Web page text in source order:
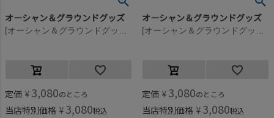
オーシャン＆グラウンドグッズ
定価 ¥ 3,080のところ
当店特別価格 ¥ 3,080税込
オーシャン＆グラウンドグッズ
定価 ¥ 3,080のところ
当店特別価格 ¥ 3,080税込